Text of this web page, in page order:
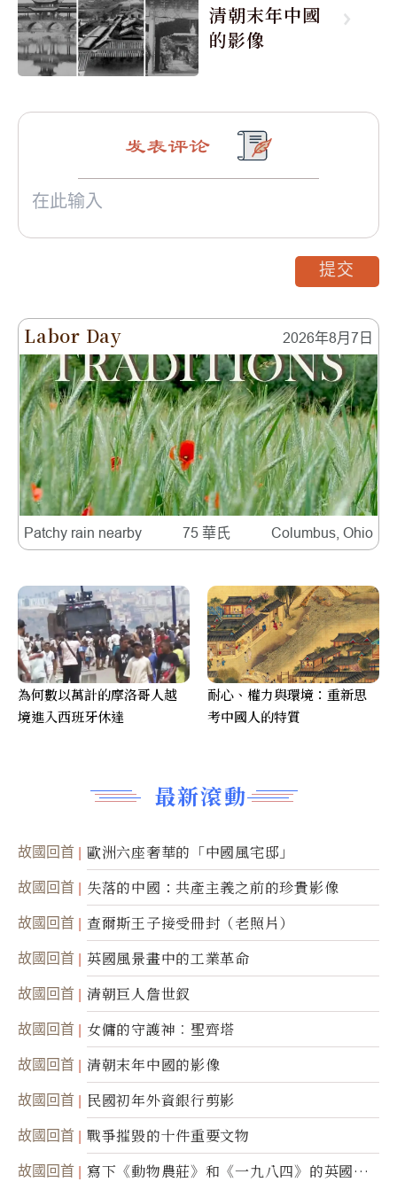
清朝末年中國
的影像
Labor Day 2026年8月7日
Patchy rain nearby 75 華氏 Columbus, Ohio
最新滾動
故國回首 歐洲六座奢華的「中國風宅邸」
故國回首 失落的中國：共產主義之前的珍貴影像
故國回首 查爾斯王子接受冊封（老照片）
故國回首 英國風景畫中的工業革命
故國回首 清朝巨人詹世釵
故國回首 女傭的守護神︰聖齊塔
故國回首 清朝末年中國的影像
故國回首 民國初年外資銀行剪影
故國回首 戰爭摧毀的十件重要文物
故國回首
寫下《動物農莊》和《一九八四》的英國作
发表评论
提交
為何數以萬計的摩洛哥人越
境進入西班牙休達
耐心、權力與環境：重新思
考中國人的特質